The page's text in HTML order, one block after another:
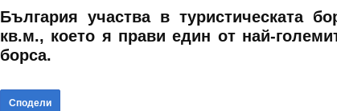
България участва в туристическата
кв.м., което я прави един от най-
борса.
Сподели